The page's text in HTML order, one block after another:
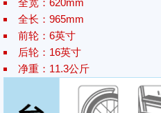
全宽：620mm
全长：965mm
前轮：6英寸
后轮：16英寸
净重：11.3公斤